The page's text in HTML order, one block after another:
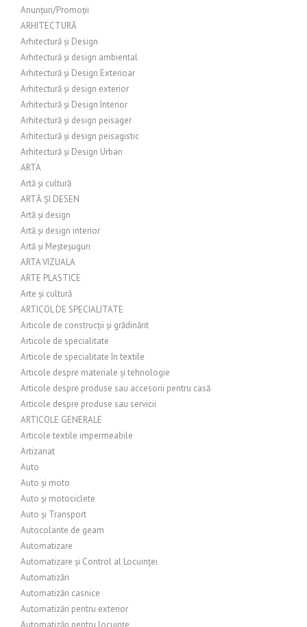
Anunțuri/Promoții
ARHITECTURĂ
Arhitectură și Design
Arhitectură și design ambiental
Arhitectură și Design Exterioar
Arhitectură și design exterior
Arhitectură și Design Interior
Arhitectură și design peisager
Arhitectură și design peisagistic
Arhitectură și Design Urban
ARTA
Artă și cultură
ARTĂ ȘI DESEN
Artă și design
Artă și design interior
Artă și Meșteșuguri
ARTA VIZUALA
ARTE PLASTICE
Arte și cultură
ARTICOL DE SPECIALITATE
Articole de construcții și grădinărit
Articole de specialitate
Articole de specialitate în textile
Articole despre materiale și tehnologie
Articole despre produse sau accesorii pentru casă
Articole despre produse sau servicii
ARTICOLE GENERALE
Articole textile impermeabile
Artizanat
Auto
Auto și moto
Auto și motociclete
Auto și Transport
Autocolante de geam
Automatizare
Automatizare și Control al Locuinței
Automatizări
Automatizări casnice
Automatizări pentru exterior
Automatizări pentru locuințe